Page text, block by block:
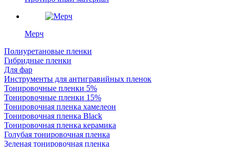
Мерч
Полиуретановые пленки
Гибридные пленки
Для фар
Инструменты для антигравийных пленок
Тонировочные пленки 5%
Тонировочные пленки 15%
Тонировочная пленка хамелеон
Тонировочная пленка Black
Тонировочная пленка керамика
Голубая тонировочная пленка
Зеленая тонировочная пленка